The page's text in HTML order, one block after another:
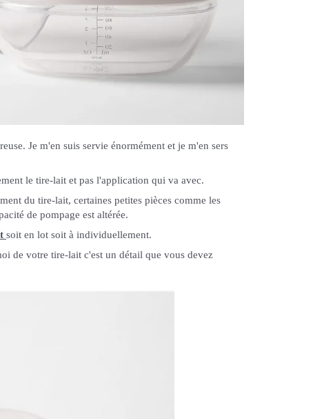
Je m'en suis servie énormément et je m'en sers
le tire-lait et pas l'application qui va avec.
du tire-lait, certaines petites pièces comme les
de pompage est altérée.
soit en lot soit à individuellement.
de votre tire-lait c'est un détail que vous devez